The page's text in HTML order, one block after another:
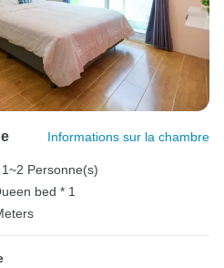
Informations sur la chambre
1~2 Personne(s)
bed * 1